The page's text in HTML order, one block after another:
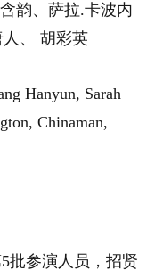
韵、萨拉.卡波内
、 胡彩英
Hanyun, Sarah
Chinaman,
批参演人员，招贤